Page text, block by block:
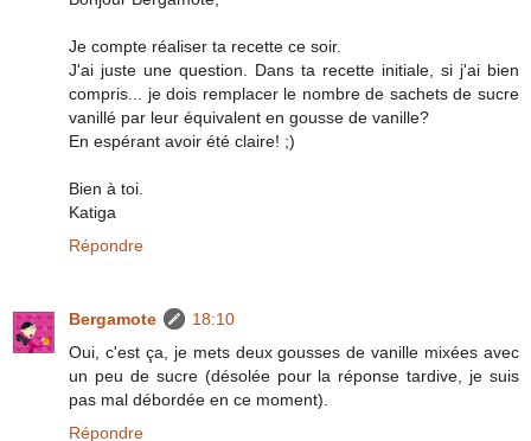
Je compte réaliser ta recette ce soir.
J'ai juste une question. Dans ta recette initiale, si j'ai bien
compris... je dois remplacer le nombre de sachets de sucre
vanillé par leur équivalent en gousse de vanille?
En espérant avoir été claire! ;)
Bien à toi.
Katiga
Répondre
Bergamote
18:10
Oui, c'est ça, je mets deux gousses de vanille mixées avec
un peu de sucre (désolée pour la réponse tardive, je suis
pas mal débordée en ce moment).
Répondre